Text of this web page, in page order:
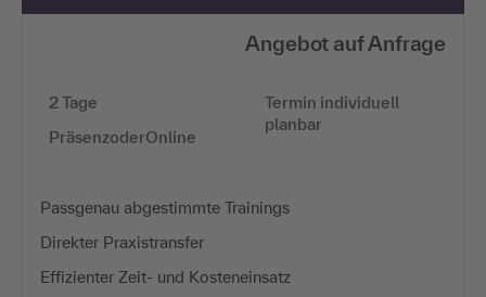
Angebot auf Anfrage
2 Tage
PräsenzoderOnline
Termin individuell
planbar
Passgenau abgestimmte Trainings
Direkter Praxistransfer
Effizienter Zeit- und Kosteneinsatz